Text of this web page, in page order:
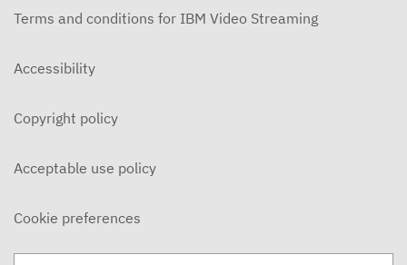
Terms and conditions for IBM Video Streaming
Accessibility
Copyright policy
Acceptable use policy
Cookie preferences